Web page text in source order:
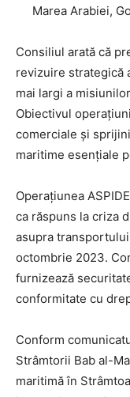
Marea Arabiei,
Consiliul arată că
revizuire strategică
mai largi a
Obiectivul
comerciale și
maritime esențiale
Operațiunea
ca răspuns la criza
asupra
octombrie 2023.
furnizează
conformitate cu
Conform
Strâmtorii Bab al-
maritimă în